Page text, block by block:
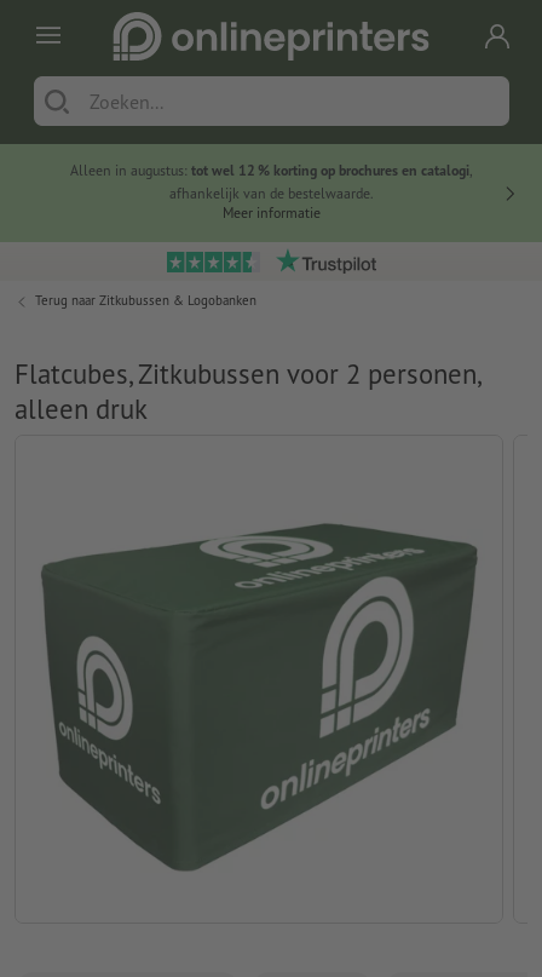
Alleen in augustus: tot wel 12 % korting op brochures en catalogi,
afhankelijk van de bestelwaarde.
Meer informatie
Terug naar Zitkubussen & Logobanken
Flatcubes, Zitkubussen voor 2 personen,
alleen druk